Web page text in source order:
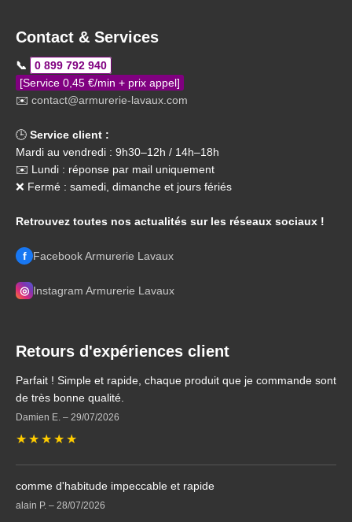
Contact & Services
📞
0 899 792 940
[Service 0,45 €/min + prix appel]
✉️ contact@armurerie-lavaux.com
🕒 Service client :
Mardi au vendredi : 9h30–12h / 14h–18h
✉️ Lundi : réponse par mail uniquement
❌ Fermé : samedi, dimanche et jours fériés
Retrouvez toutes nos actualités sur les réseaux sociaux !
f Facebook Armurerie Lavaux
◎ Instagram Armurerie Lavaux
Retours d'expériences client
Parfait ! Simple et rapide, chaque produit que je commande sont
de très bonne qualité.
Damien E. – 29/07/2026
★ ★ ★ ★ ★
comme d'habitude impeccable et rapide
alain P. – 28/07/2026